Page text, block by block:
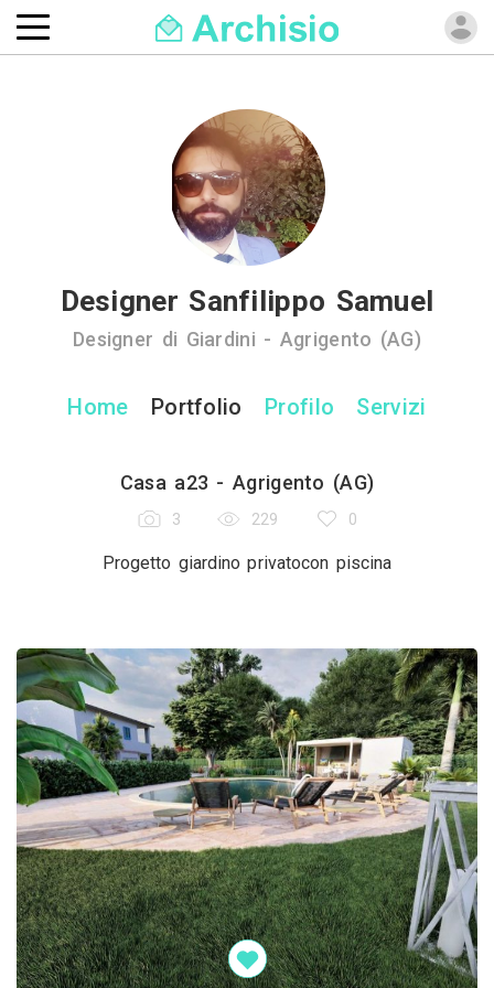
Designer Sanfilippo Samuel
Designer di Giardini - Agrigento (AG)
Home Portfolio Profilo Servizi
Casa a23 - Agrigento (AG)
3 229 0
Progetto giardino privatocon piscina